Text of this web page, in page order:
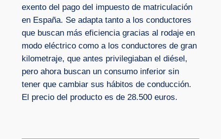
exento del pago del impuesto de matriculación
en España. Se adapta tanto a los conductores
que buscan más eficiencia gracias al rodaje en
modo eléctrico como a los conductores de gran
kilometraje, que antes privilegiaban el diésel,
pero ahora buscan un consumo inferior sin
tener que cambiar sus hábitos de conducción.
El precio del producto es de 28.500 euros.